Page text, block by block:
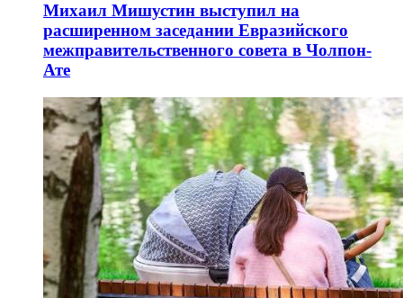
Михаил Мишустин выступил на
расширенном заседании Евразийского
межправительственного совета в Чолпон-
Ате